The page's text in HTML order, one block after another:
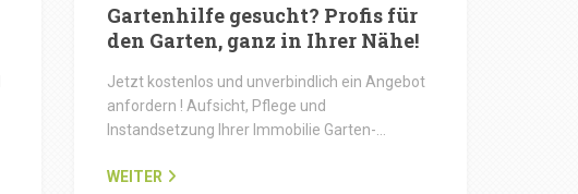
Gartenhilfe gesucht? Profis für
den Garten, ganz in Ihrer Nähe!
Jetzt kostenlos und unverbindlich ein Angebot
anfordern ! Aufsicht, Pflege und
Instandsetzung Ihrer Immobilie Garten-…
WEITER